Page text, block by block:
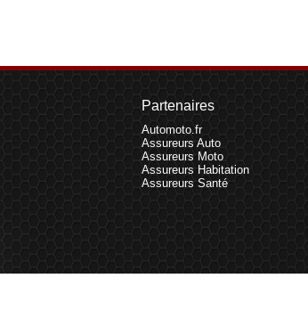
Partenaires
Automoto.fr
Assureurs Auto
Assureurs Moto
Assureurs Habitation
Assureurs Santé